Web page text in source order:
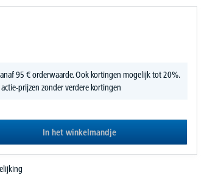
95 € orderwaarde. Ook kortingen mogelijk tot 20%.
actie-prijzen zonder verdere kortingen
In het winkelmandje